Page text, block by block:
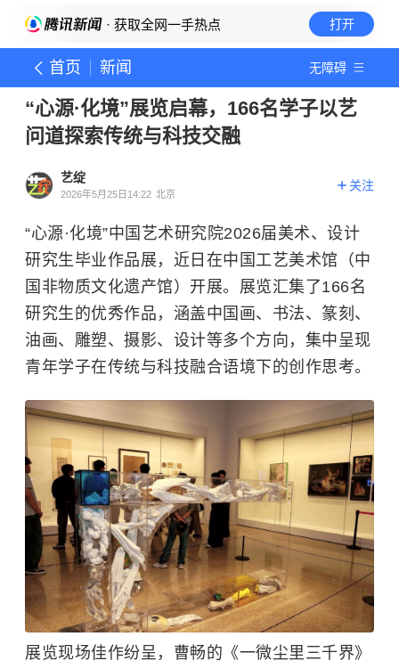
· 获取全网一手热点 打开
首页 新闻 无障碍
“心源·化境”展览启幕，166名学子以艺
问道探索传统与科技交融
艺绽
2026年5月25日14:22 北京
关注
“心源·化境”中国艺术研究院2026届美术、设计
研究生毕业作品展，近日在中国工艺美术馆（中
国非物质文化遗产馆）开展。展览汇集了166名
研究生的优秀作品，涵盖中国画、书法、篆刻、
油画、雕塑、摄影、设计等多个方向，集中呈现
青年学子在传统与科技融合语境下的创作思考。
展览现场佳作纷呈，曹畅的《一微尘里三千界》